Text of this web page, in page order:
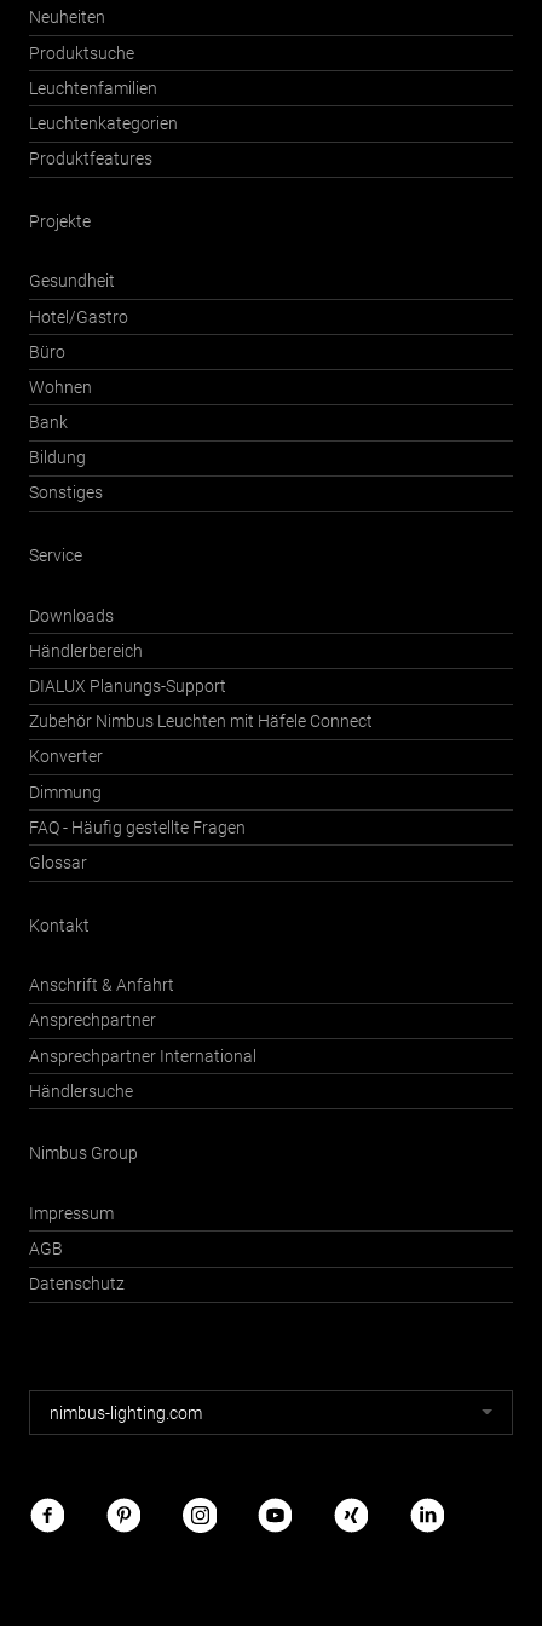
Neuheiten
Produktsuche
Leuchtenfamilien
Leuchtenkategorien
Produktfeatures
Projekte
Gesundheit
Hotel/Gastro
Büro
Wohnen
Bank
Bildung
Sonstiges
Service
Downloads
Händlerbereich
DIALUX Planungs-Support
Zubehör Nimbus Leuchten mit Häfele Connect
Konverter
Dimmung
FAQ - Häufig gestellte Fragen
Glossar
Kontakt
Anschrift & Anfahrt
Ansprechpartner
Ansprechpartner International
Händlersuche
Nimbus Group
Impressum
AGB
Datenschutz
Nimbus
Webseiten
nimbus-lighting.com
Nimbus
im